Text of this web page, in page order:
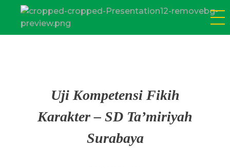
SD Tamiriyah Surabaya
Official Website
Uji Kompetensi Fikih
Karakter – SD Ta’miriyah
Surabaya